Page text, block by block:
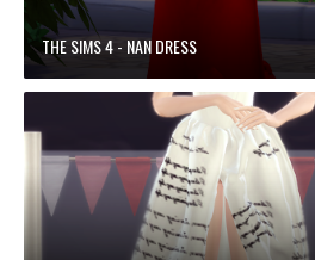
THE SIMS 4 - NAN DRESS